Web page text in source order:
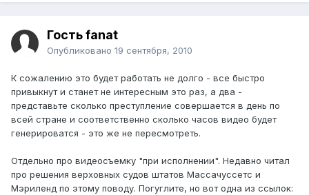
Гость fanat
Опубликовано 19 сентября, 2010
К сожалению это будет работать не долго - все быстро
привыкнут и станет не интересным это раз, а два -
представьте сколько преступление совершается в день по
всей стране и соответственно сколько часов видео будет
генерироватся - это же не пересмотреть.
Отдельно про видеосъемку "при исполнении". Недавно читал
про решения верховных судов штатов Массачуссетс и
Мэриленд по этому поводу. Погуглите, но вот одна из ссылок: